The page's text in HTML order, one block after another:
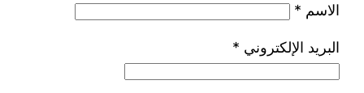
الاسم *
البريد الإلكتروني *